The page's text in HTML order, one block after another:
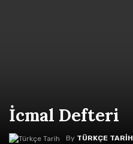
İcmal Defteri
By TÜRKÇE TARIH